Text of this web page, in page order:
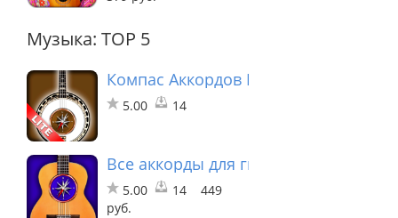
Музыка: TOP 5
Компас Аккордов Банджо лайт
5.00 14
Все аккорды для гитары
5.00 14
449
руб.